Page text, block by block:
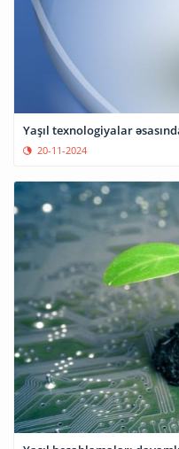
Yaşıl texnologiyalar
20-11-2024